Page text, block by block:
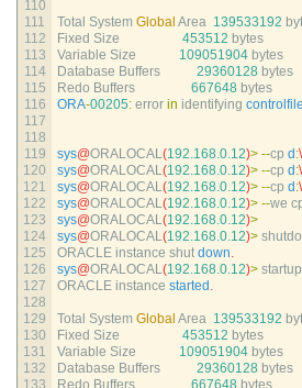
110
111
112
113
114
115
116
117
118
119
120
121
122
123
124
125
126
127
128
129
130
131
132
133
Total System Global Area 139533192
Fixed Size 453512 bytes
Variable Size 109051904 bytes
Database Buffers 29360128 bytes
Redo Buffers 667648 bytes
ORA-00205: error in identifying controlfile
sys@ORALOCAL(192.168.0.12)> --cp d :\
sys@ORALOCAL(192.168.0.12)> --cp d :\
sys@ORALOCAL(192.168.0.12)> --cp d :\
sys@ORALOCAL(192.168.0.12)> --we
sys@ORALOCAL(192.168.0.12)>
sys@ORALOCAL(192.168.0.12)>
ORACLE instance shut down.
sys@ORALOCAL(192.168.0.12)> startup
ORACLE instance started .
Total System Global Area 139533192
Fixed Size 453512 bytes
Variable Size 109051904 bytes
Database Buffers 29360128 bytes
Redo Buffers 667648 bytes